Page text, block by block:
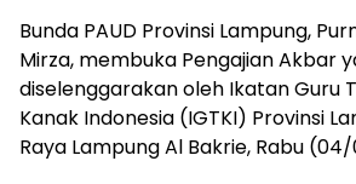
Bunda PAUD Provinsi Lampung,
Mirza, membuka Pengajian Akbar
diselenggarakan oleh Ikatan Guru
Kanak Indonesia (IGTKI) Provinsi
Raya Lampung Al Bakrie, Rabu